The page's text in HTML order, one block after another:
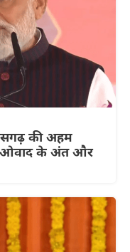
की अहम
के अंत और